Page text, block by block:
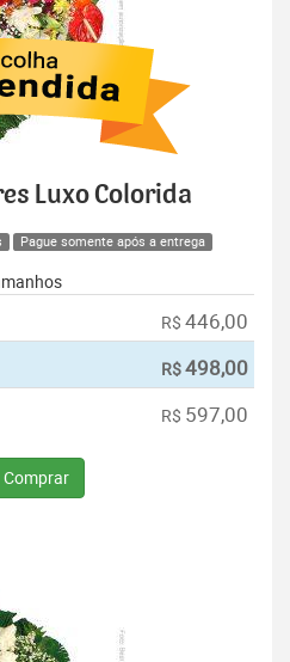
Luxo Colorida
Pague somente após a entrega
R$ 446,00
R$498,00
R$ 597,00
Comprar